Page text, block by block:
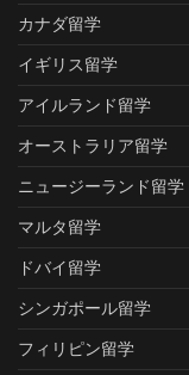
カナダ留学
イギリス留学
アイルランド留学
オーストラリア留学
ニュージーランド留学
マルタ留学
ドバイ留学
シンガポール留学
フィリピン留学